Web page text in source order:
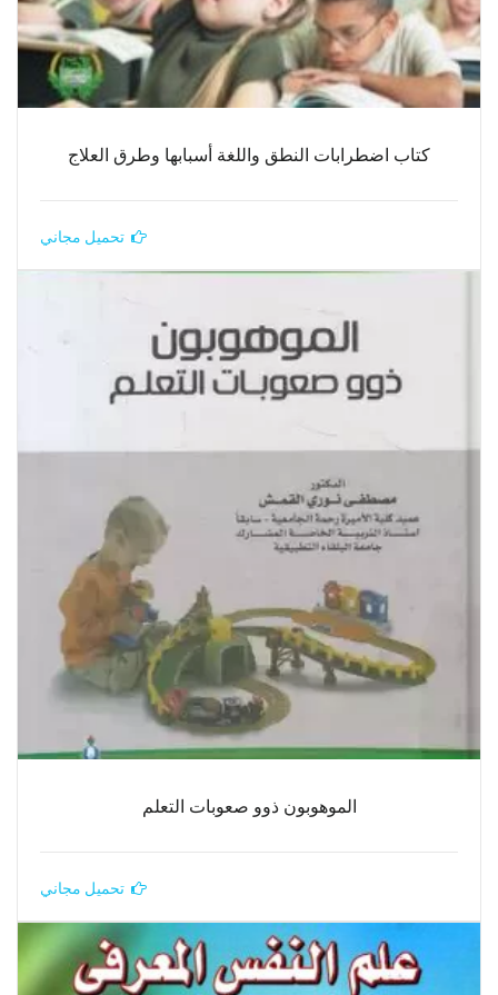
كتاب اضطرابات النطق واللغة أسبابها وطرق العلاج
تحميل مجاني
الموهوبون ذوو صعوبات التعلم
تحميل مجاني